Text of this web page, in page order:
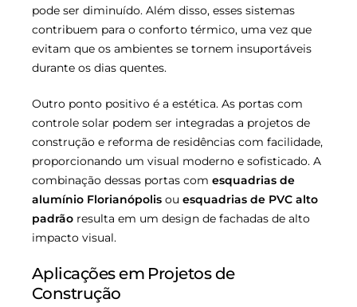
pode ser diminuído. Além disso, esses sistemas
contribuem para o conforto térmico, uma vez que
evitam que os ambientes se tornem insuportáveis
durante os dias quentes.
Outro ponto positivo é a estética. As portas com
controle solar podem ser integradas a projetos de
construção e reforma de residências com facilidade,
proporcionando um visual moderno e sofisticado. A
combinação dessas portas com esquadrias de
alumínio Florianópolis ou esquadrias de PVC alto
padrão resulta em um design de fachadas de alto
impacto visual.
Aplicações em Projetos de
Construção